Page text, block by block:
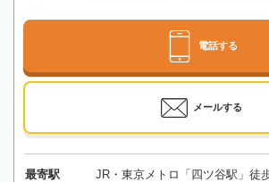
電話する
メールする
最寄駅 JR・東京メトロ「四ツ谷駅」徒